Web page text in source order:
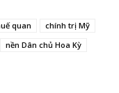
quan
chính trị Mỹ
nền Dân chủ Hoa Kỳ